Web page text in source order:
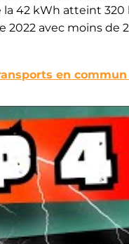
42 kWh atteint
2022 avec moins de
en